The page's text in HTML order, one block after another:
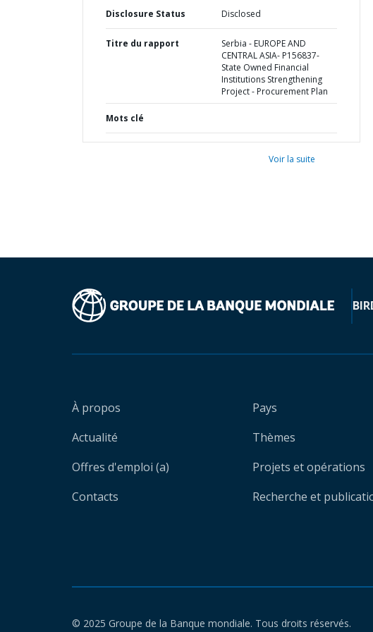
Disclosure Status Disclosed
Titre du rapport
Serbia - EUROPE AND
CENTRAL ASIA- P156837-
State Owned Financial
Institutions Strengthening
Project - Procurement Plan
Mots clé
Voir la suite
À propos
Actualité
Offres d'emploi (a)
Contacts
Pays
Thèmes
Projets et opérations
Recherche et
© 2025 Groupe de la Banque mondiale. Tous droits réservés.